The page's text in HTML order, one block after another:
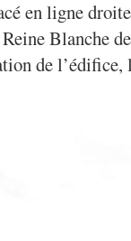
en ligne
Blanche
de l’édifice,